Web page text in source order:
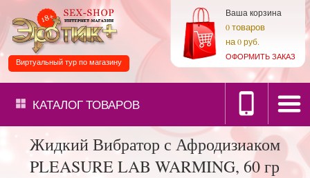
Ваша корзина
0товаров
на0 руб.
ОФОРМИТЬ ЗАКАЗ
Виртуальный тур по магазину
КАТАЛОГТОВАРОВ
Жидкий Вибратор с Афродизиаком
PLEASURE LAB WARMING, 60 гр